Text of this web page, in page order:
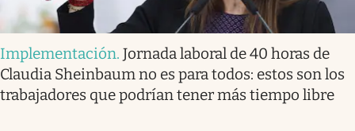
Implementación. Jornada laboral de 40 horas de
Claudia Sheinbaum no es para todos: estos son los
trabajadores que podrían tener más tiempo libre